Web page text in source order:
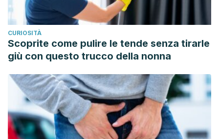
Ripoche, I., Chalard, P., & Huchet, C. (2017). Skeletal
muscle relaxant effect of a standardized extract
ofValeriana officinalis
mice.
Journal of traditional and complementary
,
https://doi.org/10.1016/j.jtcme.2017.06.011
Fattori, V., Hohmann, M. S., Rossaneis, A. C., Pinho-Ribeiro,
F. A., & Verri, W. A. (2016). Capsaicin: Current
Understanding of Its Mechanisms and Therapy of Pain and
Other Pre-Clinical and Clinical Uses.Molecules (Basel,
CURIOSITÀ
Scoprite come pulire le tende senza tirarle
giù con questo trucco della nonna